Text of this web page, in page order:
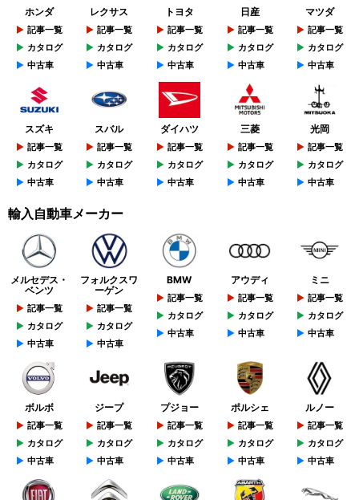
ホンダ
記事一覧
カタログ
中古車
レクサス
記事一覧
カタログ
中古車
トヨタ
記事一覧
カタログ
中古車
日産
記事一覧
カタログ
中古車
マツダ
記事一覧
カタログ
中古車
スズキ
記事一覧
カタログ
中古車
スバル
記事一覧
カタログ
中古車
ダイハツ
記事一覧
カタログ
中古車
三菱
記事一覧
カタログ
中古車
光岡
記事一覧
カタログ
中古車
輸入自動車メーカー
メルセデス・
ベンツ
記事一覧
カタログ
中古車
フォルクスワ
ーゲン
記事一覧
カタログ
中古車
BMW
記事一覧
カタログ
中古車
アウディ
記事一覧
カタログ
中古車
ミニ
記事一覧
カタログ
中古車
ボルボ
記事一覧
カタログ
中古車
ジープ
記事一覧
カタログ
中古車
プジョー
記事一覧
カタログ
中古車
ポルシェ
記事一覧
カタログ
中古車
ルノー
記事一覧
カタログ
中古車